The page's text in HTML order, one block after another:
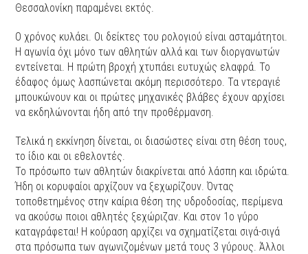
Θεσσαλονίκη παραμένει εκτός.
Ο χρόνος κυλάει. Οι δείκτες του ρολογιού είναι ασταμάτητοι.
Η αγωνία όχι μόνο των αθλητών αλλά και των διοργανωτών
εντείνεται. Η πρώτη βροχή χτυπάει ευτυχώς ελαφρά. Το
έδαφος όμως λασπώνεται ακόμη περισσότερο. Τα ντεραγιέ
μπουκώνουν και οι πρώτες μηχανικές βλάβες έχουν αρχίσει
να εκδηλώνονται ήδη από την προθέρμανση.
Τελικά η εκκίνηση δίνεται, οι διασώστες είναι στη θέση τους,
το ίδιο και οι εθελοντές.
Το πρόσωπο των αθλητών διακρίνεται από λάσπη και ιδρώτα.
Ήδη οι κορυφαίοι αρχίζουν να ξεχωρίζουν. Όντας
τοποθετημένος στην καίρια θέση της υδροδοσίας, περίμενα
να ακούσω ποιοι αθλητές ξεχώριζαν. Και στον 1ο γύρο
καταγράφεται! Η κούραση αρχίζει να σχηματίζεται σιγά-σιγά
στα πρόσωπα των αγωνιζομένων μετά τους 3 γύρους. Άλλοι